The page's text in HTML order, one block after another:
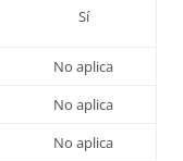
Sí
No aplica
No aplica
No aplica